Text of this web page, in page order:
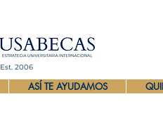
Est. 2006
ASÍ TE AYUDAMOS